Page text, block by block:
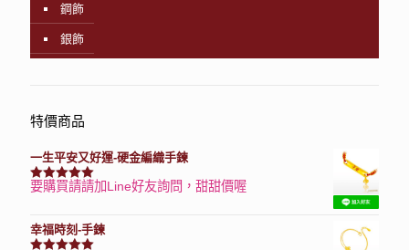
鋼飾
銀飾
特價商品
一生平安又好運-硬金編織手鍊
評分7740滿分 5
要購買請請加Line好友詢問，甜甜價喔
幸福時刻-手鍊